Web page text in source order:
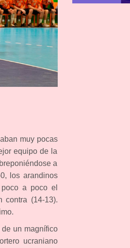
muy pocas
equipo de la
a
los arandinos
a poco el
contra (14-13).
un magnífico
ucraniano